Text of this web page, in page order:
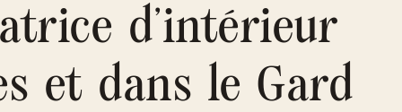
d'intérieur
et dans le Gard